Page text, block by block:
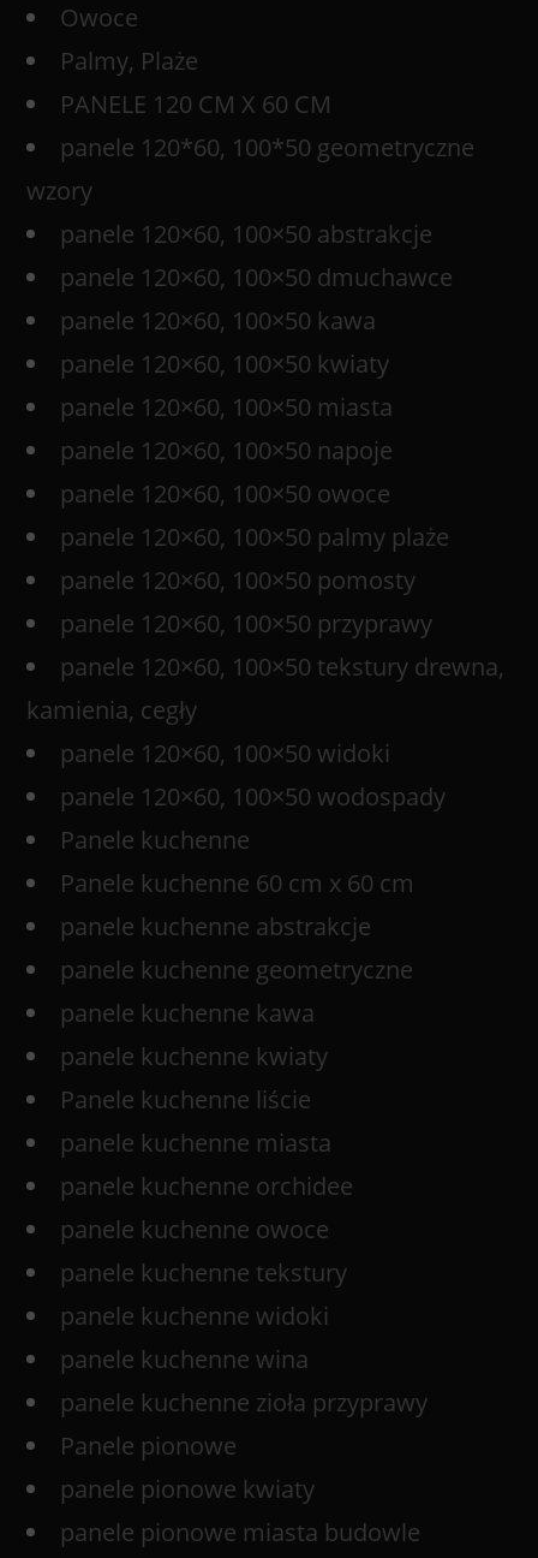
Owoce
Palmy, Plaże
PANELE 120 CM X 60 CM
panele 120*60, 100*50 geometryczne
wzory
panele 120×60, 100×50 abstrakcje
panele 120×60, 100×50 dmuchawce
panele 120×60, 100×50 kawa
panele 120×60, 100×50 kwiaty
panele 120×60, 100×50 miasta
panele 120×60, 100×50 napoje
panele 120×60, 100×50 owoce
panele 120×60, 100×50 palmy plaże
panele 120×60, 100×50 pomosty
panele 120×60, 100×50 przyprawy
panele 120×60, 100×50 tekstury drewna,
kamienia, cegły
panele 120×60, 100×50 widoki
panele 120×60, 100×50 wodospady
Panele kuchenne
Panele kuchenne 60 cm x 60 cm
panele kuchenne abstrakcje
panele kuchenne geometryczne
panele kuchenne kawa
panele kuchenne kwiaty
Panele kuchenne liście
panele kuchenne miasta
panele kuchenne orchidee
panele kuchenne owoce
panele kuchenne tekstury
panele kuchenne widoki
panele kuchenne wina
panele kuchenne zioła przyprawy
Panele pionowe
panele pionowe kwiaty
panele pionowe miasta budowle